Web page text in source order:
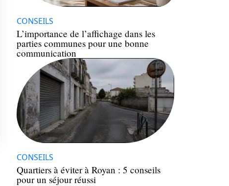
CONSEILS
L’importance de l’affichage dans les
parties communes pour une bonne
communication
CONSEILS
Quartiers à éviter à Royan : 5 conseils
pour un séjour réussi